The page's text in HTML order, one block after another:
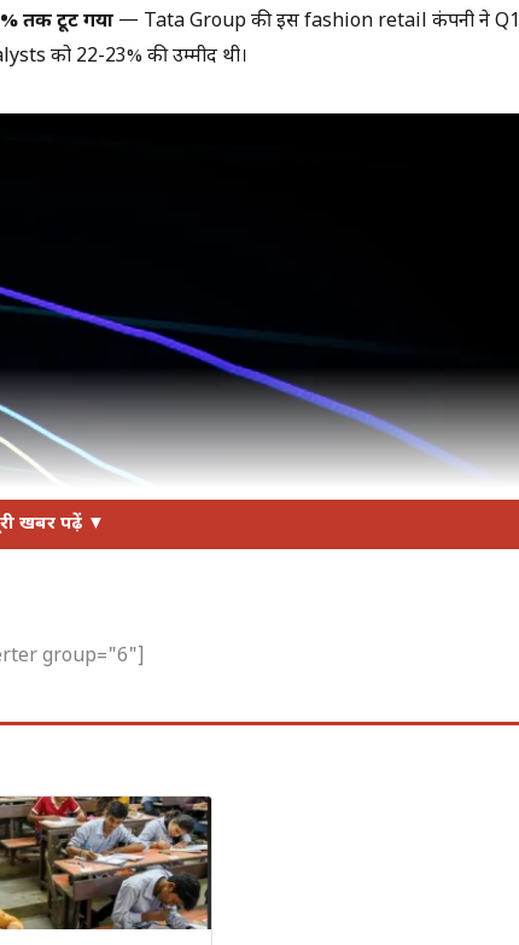
तक टूट गया — Tata Group की इस fashion retail कंपनी ने Q1
को 22-23% की उम्मीद थी।
| Maxim Hopman / Unsplash
खबर पढ़ें ▼
group="6"]